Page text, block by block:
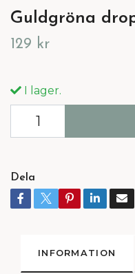
Guldgröna
129 kr
I lager.
Dela
INFORMATION